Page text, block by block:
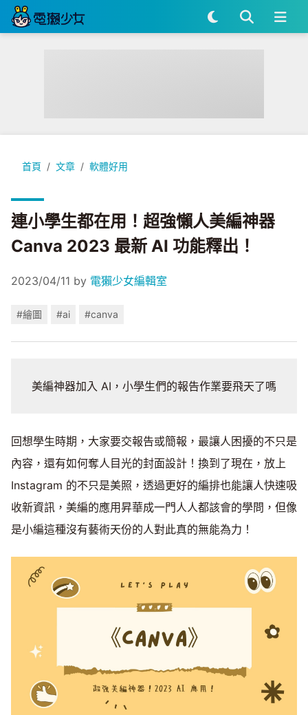
首頁 文章 軟體好用
連小學生都在用！超強懶人美編神器 Canva 2023 最新 AI 功能
連小學生都在用！超強懶人美編神器
Canva 2023 最新 AI 功能釋出！
2023/04/11 by 電獺少女編輯室
#繪圖 #ai #canva
美編神器加入 AI，小學生們的報告作業要飛天了嗎
回想學生時期，大家要交報告或簡報，最讓人困擾的不只是
內容，還有如何奪人目光的封面設計！換到了現在，放上
Instagram 的不只是美照，透過更好的編排也能讓人快速吸
收新資訊，美編的應用昇華成一門人人都該會的學問，但像
是小編這種沒有藝術天份的人對此真的無能為力！